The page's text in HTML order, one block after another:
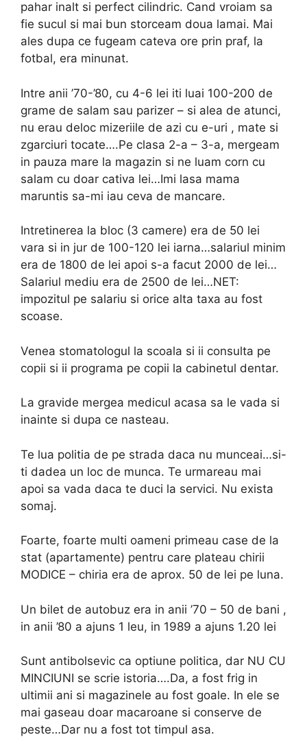
pahar inalt si perfect cilindric. Cand vroiam sa
fie sucul si mai bun storceam doua lamai. Mai
ales dupa ce fugeam cateva ore prin praf, la
fotbal, era minunat.
Intre anii ’70-’80, cu 4-6 lei iti luai 100-200 de
grame de salam sau parizer – si alea de atunci,
nu erau deloc mizeriile de azi cu e-uri , mate si
zgarciuri tocate….Pe clasa 2-a – 3-a, mergeam
in pauza mare la magazin si ne luam corn cu
salam cu doar cativa lei…Imi lasa mama
maruntis sa-mi iau ceva de mancare.
Intretinerea la bloc (3 camere) era de 50 lei
vara si in jur de 100-120 lei iarna…salariul minim
era de 1800 de lei apoi s-a facut 2000 de lei…
Salariul mediu era de 2500 de lei…NET:
impozitul pe salariu si orice alta taxa au fost
scoase.
Venea stomatologul la scoala si ii consulta pe
copii si ii programa pe copii la cabinetul dentar.
La gravide mergea medicul acasa sa le vada si
inainte si dupa ce nasteau.
Te lua politia de pe strada daca nu munceai…si-
ti dadea un loc de munca. Te urmareau mai
apoi sa vada daca te duci la servici. Nu exista
somaj.
Foarte, foarte multi oameni primeau case de la
stat (apartamente) pentru care plateau chirii
MODICE – chiria era de aprox. 50 de lei pe luna.
Un bilet de autobuz era in anii ’70 – 50 de bani ,
in anii ’80 a ajuns 1 leu, in 1989 a ajuns 1.20 lei
Sunt antibolsevic ca optiune politica, dar NU CU
MINCIUNI se scrie istoria….Da, a fost frig in
ultimii ani si magazinele au fost goale. In ele se
mai gaseau doar macaroane si conserve de
peste…Dar nu a fost tot timpul asa.